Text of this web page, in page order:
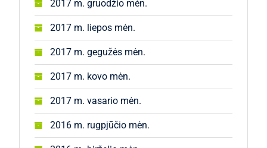
2017 m. gruodžio mėn.
2017 m. liepos mėn.
2017 m. gegužės mėn.
2017 m. kovo mėn.
2017 m. vasario mėn.
2016 m. rugpjūčio mėn.